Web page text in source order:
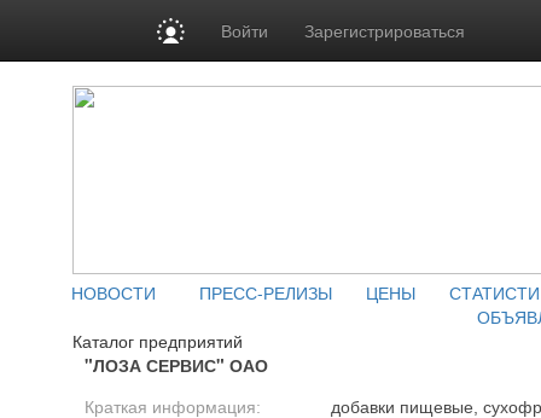
Войти Зарегистрироваться
НОВОСТИ ПРЕСС-РЕЛИЗЫ ЦЕНЫ
Каталог предприятий
"ЛОЗА СЕРВИС" ОАО
Краткая информация: добавки пищевые,